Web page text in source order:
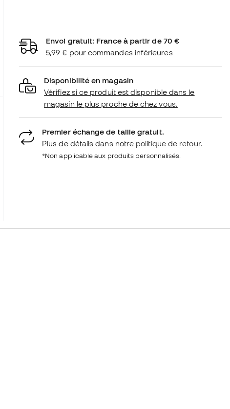
Envoi gratuit: France à partir de 70 €
5,99 € pour commandes inférieures
Disponibilité en magasin
Vérifiez si ce produit est disponible dans le
magasin le plus proche de chez vous.
Premier échange de taille gratuit.
Plus de détails dans notre politique de retour.
*Non applicable aux produits personnalisés.